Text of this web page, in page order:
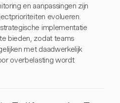
en aanpassingen zijn
evolueren.
implementatie
bieden, zodat teams
met daadwerkelijk
overbelasting wordt